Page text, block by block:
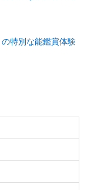
特別な能鑑賞体験